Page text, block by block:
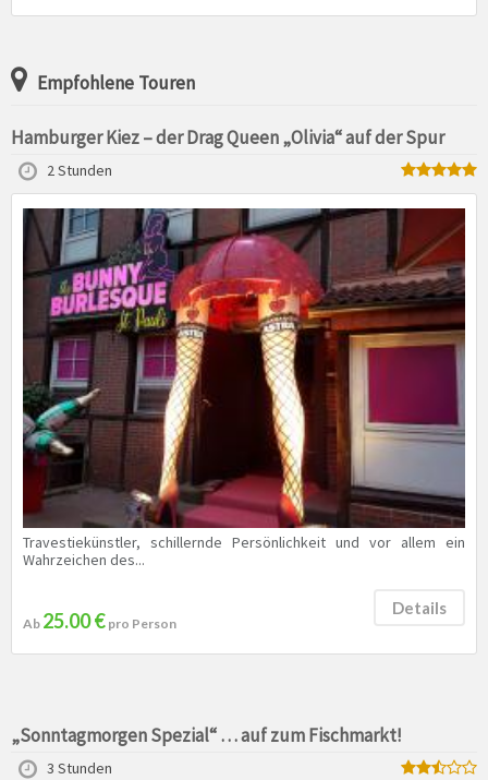
Empfohlene Touren
Hamburger Kiez – der Drag Queen „Olivia“ auf der Spur
2 Stunden
Travestiekünstler, schillernde Persönlichkeit und vor allem ein
Wahrzeichen des...
Ab 25.00 € pro Person
Details
„Sonntagmorgen Spezial“ … auf zum Fischmarkt!
3 Stunden